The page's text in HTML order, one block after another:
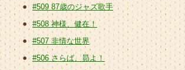
#509 87歳のジャズ歌手
#508 神様、健在！
#507 非情な世界
#506 さらば、昴よ！